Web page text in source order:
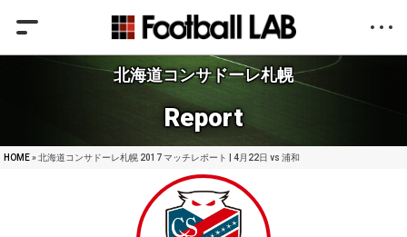
北海道コンサドーレ札幌
Report
HOME» 北海道コンサドーレ札幌 2017 マッチレポート | 4月22日 vs 浦和